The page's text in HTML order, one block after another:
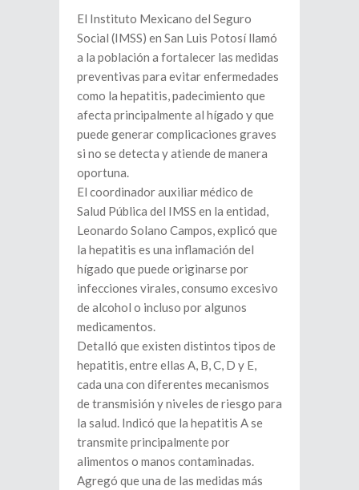
El Instituto Mexicano del Seguro
Social (IMSS) en San Luis Potosí llamó
a la población a fortalecer las medidas
preventivas para evitar enfermedades
como la hepatitis, padecimiento que
afecta principalmente al hígado y que
puede generar complicaciones graves
si no se detecta y atiende de manera
oportuna.
El coordinador auxiliar médico de
Salud Pública del IMSS en la entidad,
Leonardo Solano Campos, explicó que
la hepatitis es una inflamación del
hígado que puede originarse por
infecciones virales, consumo excesivo
de alcohol o incluso por algunos
medicamentos.
Detalló que existen distintos tipos de
hepatitis, entre ellas A, B, C, D y E,
cada una con diferentes mecanismos
de transmisión y niveles de riesgo para
la salud. Indicó que la hepatitis A se
transmite principalmente por
alimentos o manos contaminadas.
Agregó que una de las medidas más